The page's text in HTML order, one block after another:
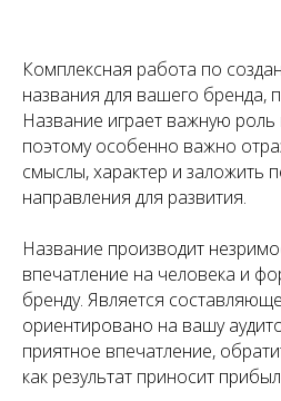
Комплексная работа по
названия для вашего бренда,
Название играет важную роль
поэтому особенно важно
смыслы, характер и заложить
направления для развития.
Название производит
впечатление на человека и
бренду. Является
ориентировано на вашу
приятное впечатление,
как результат приносит